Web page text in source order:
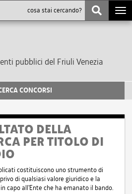
pubblici del Friuli Venezia
CONCORSI
DELLA
PER TITOLO DI
costituiscono uno strumento di
di qualsiasi valore giuridico e la
capo all'Ente che ha emanato il bando.